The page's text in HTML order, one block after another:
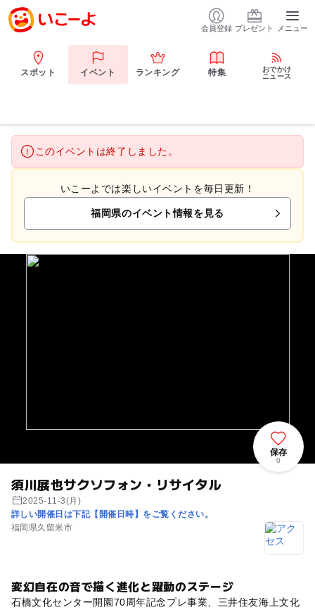
会員登録 プレゼント メニュー
スポット イベント ランキング 特集
おでかけ
ニュース
このイベントは終了しました。
いこーよでは楽しいイベントを毎日更新！
福岡県のイベント情報を見る
須川展也サクソフォン・リサイタル
2025-11-3(月)
詳しい開催日は下記【開催日時】をご覧ください。
福岡県久留米市
保存
0
変幻自在の音で描く進化と躍動のステージ
石橋文化センター開園70周年記念プレ事業、三井住友海上文化